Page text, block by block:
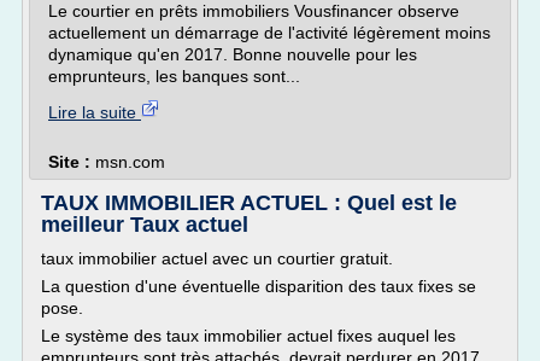
Le courtier en prêts immobiliers Vousfinancer observe
actuellement un démarrage de l'activité légèrement moins
dynamique qu'en 2017. Bonne nouvelle pour les
emprunteurs, les banques sont...
Lire la suite
Site : msn.com
TAUX IMMOBILIER ACTUEL : Quel est le
meilleur Taux actuel
taux immobilier actuel avec un courtier gratuit.
La question d'une éventuelle disparition des taux fixes se
pose.
Le système des taux immobilier actuel fixes auquel les